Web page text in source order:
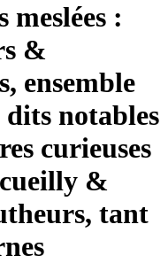
meslées :
&
ensemble
dits notables
curieuses
&
tant